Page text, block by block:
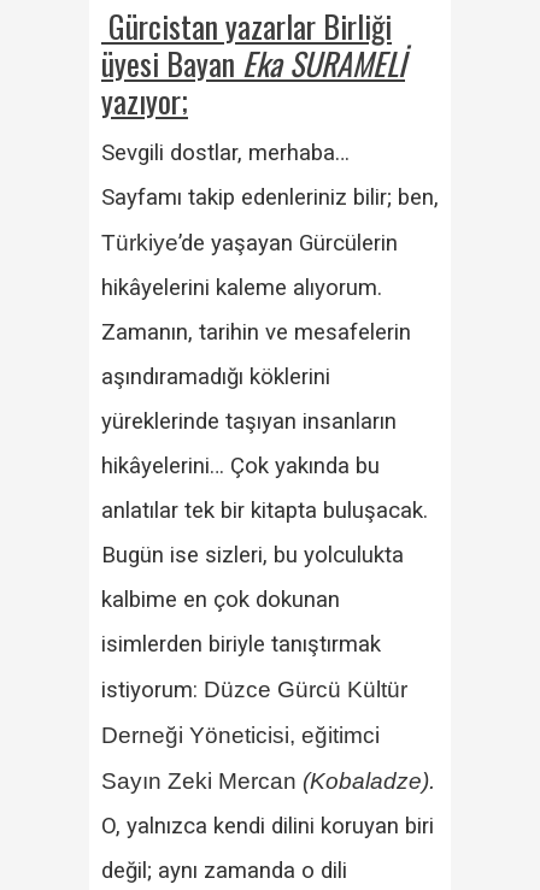
Gürcistan yazarlar Birliği
üyesi Bayan Eka SURAMELİ
yazıyor;
Sevgili dostlar, merhaba…
Sayfamı takip edenleriniz bilir; ben,
Türkiye’de yaşayan Gürcülerin
hikâyelerini kaleme alıyorum.
Zamanın, tarihin ve mesafelerin
aşındıramadığı köklerini
yüreklerinde taşıyan insanların
hikâyelerini… Çok yakında bu
anlatılar tek bir kitapta buluşacak.
Bugün ise sizleri, bu yolculukta
kalbime en çok dokunan
isimlerden biriyle tanıştırmak
istiyorum: Düzce Gürcü Kültür
Derneği Yöneticisi, eğitimci
Sayın Zeki Mercan (Kobaladze).
O, yalnızca kendi dilini koruyan biri
değil; aynı zamanda o dili